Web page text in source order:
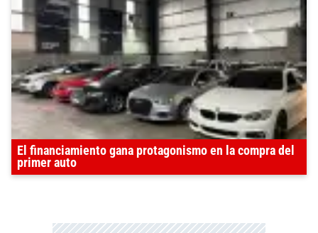
El financiamiento gana protagonismo en la compra del
primer auto